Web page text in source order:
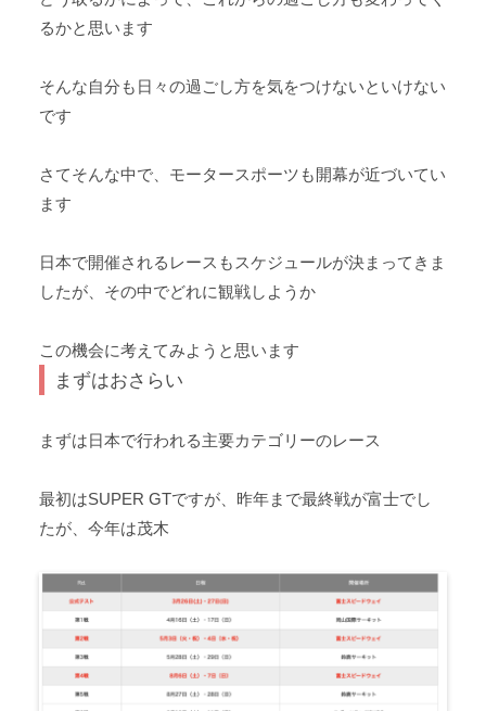
るかと思います
そんな自分も日々の過ごし方を気をつけないといけない
です
さてそんな中で、モータースポーツも開幕が近づいてい
ます
日本で開催されるレースもスケジュールが決まってきま
したが、その中でどれに観戦しようか
この機会に考えてみようと思います
まずはおさらい
まずは日本で行われる主要カテゴリーのレース
最初はSUPER GTですが、昨年まで最終戦が富士でし
たが、今年は茂木